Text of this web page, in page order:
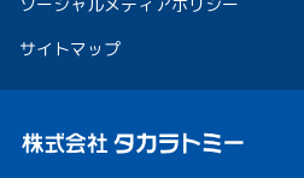
サイトマップ